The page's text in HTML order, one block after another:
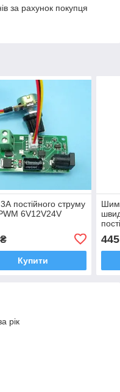
за рахунок покупця
постійного струму
6V12V24V
Купити
Шим
445
рік